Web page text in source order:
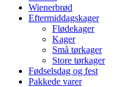
Wienerbrød
Eftermiddagskager
Flødekager
Kager
Små tørkager
Store tørkager
Fødselsdag og fest
Pakkede varer